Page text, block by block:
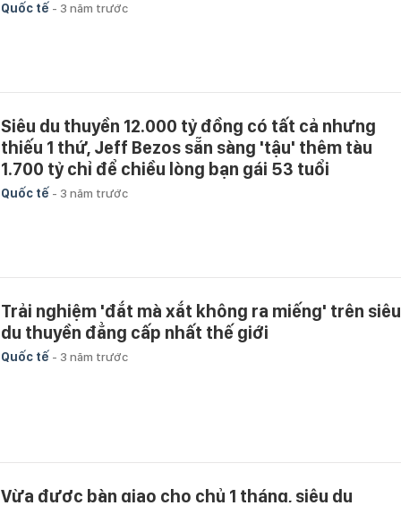
Quốc tế - 3 năm trước
Siêu du thuyền 12.000 tỷ đồng có tất cả nhưng
thiếu 1 thứ, Jeff Bezos sẵn sàng 'tậu' thêm tàu
1.700 tỷ chỉ để chiều lòng bạn gái 53 tuổi
Quốc tế - 3 năm trước
Trải nghiệm 'đắt mà xắt không ra miếng' trên siêu
du thuyền đẳng cấp nhất thế giới
Quốc tế - 3 năm trước
Vừa được bàn giao cho chủ 1 tháng, siêu du